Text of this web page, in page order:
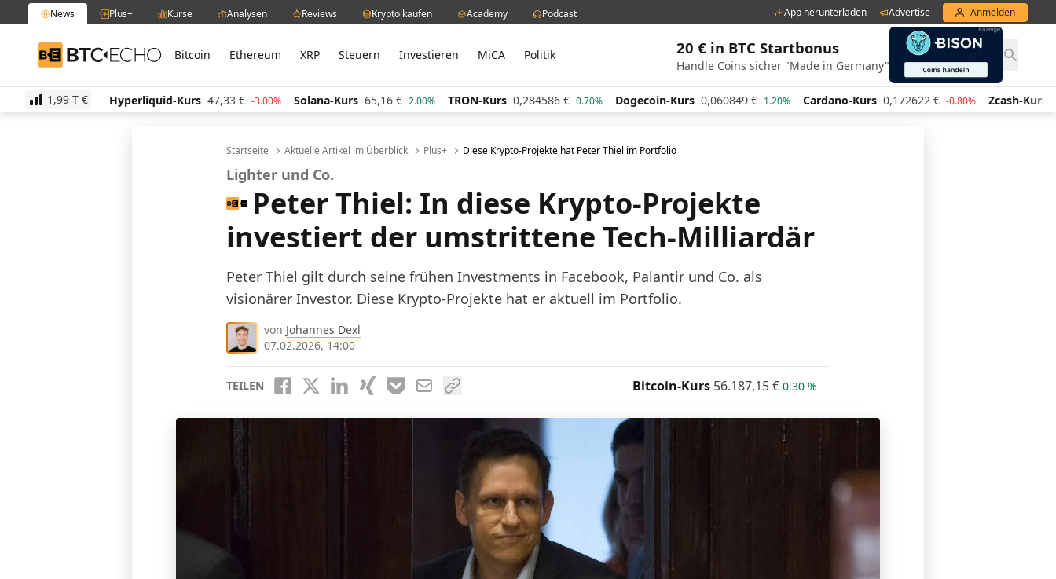
News Plus+ Kurse Analysen Reviews Krypto kaufen Academy Podcast App herunterladen Advertise Anmelden
BTC-ECHO Bitcoin Ethereum XRP Steuern Investieren MiCA Politik 20 € in BTC Startbonus
Handle Coins sicher "Made in Germany"
1,99 T €
€ 0.90% Hyperliquid-Kurs 47,33 € -3.00% Solana-Kurs 65,16 € 2.00% TRON-Kurs 0,284586 € 0.70% Dogecoin-Kurs 0,060849 € 1.20% Cardano-Kurs 0,172622 € -0.80% Zcash-Kurs
Startseite Aktuelle Artikel im Überblick Plus+ Diese Krypto-Projekte hat Peter Thiel im Portfolio
Lighter und Co.
Peter Thiel: In diese Krypto-Projekte
investiert der umstrittene Tech-Milliardär
Peter Thiel gilt durch seine frühen Investments in Facebook, Palantir und Co. als
visionärer Investor. Diese Krypto-Projekte hat er aktuell im Portfolio.
von Johannes Dexl
07.02.2026, 14:00
TEILEN Bitcoin-Kurs 56.187,15€ 0.30 %